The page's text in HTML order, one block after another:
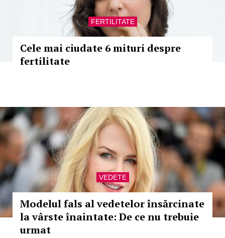
FERTILITATE
Cele mai ciudate 6 mituri despre
fertilitate
VEDETE
Modelul fals al vedetelor însărcinate
la vârste înaintate: De ce nu trebuie
urmat